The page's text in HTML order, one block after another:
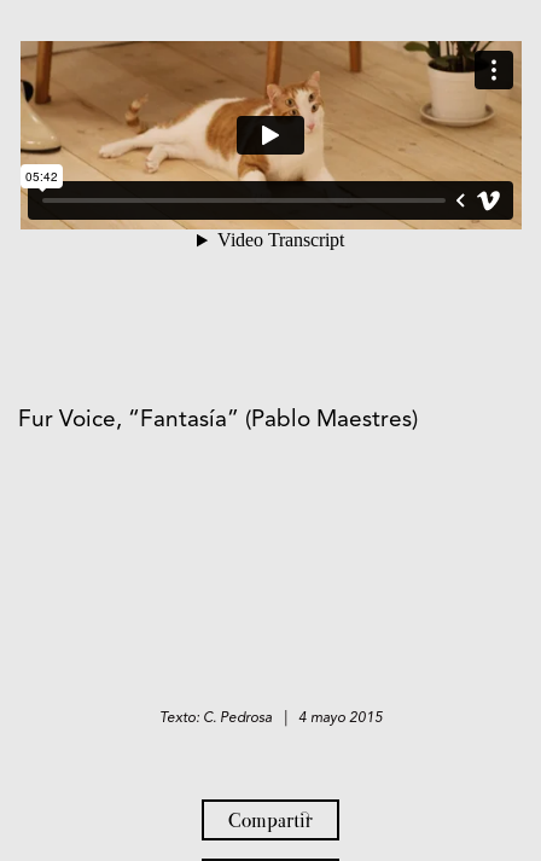
Fur Voice, “Fantasía” (Pablo Maestres)
Texto: C. Pedrosa | 4 mayo 2015
Compartir